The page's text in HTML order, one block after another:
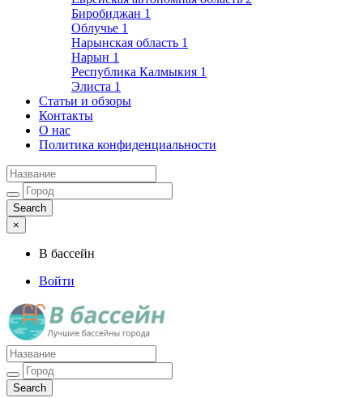
Биробиджан 1
Облучье 1
Нарынская область 1
Нарын 1
Республика Калмыкия 1
Элиста 1
Статьи и обзоры
Контакты
О нас
Политика конфиденциальности
×
В бассейн
Войти
Лучшие бассейны города